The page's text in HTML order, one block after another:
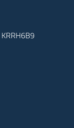
KRRH6B9